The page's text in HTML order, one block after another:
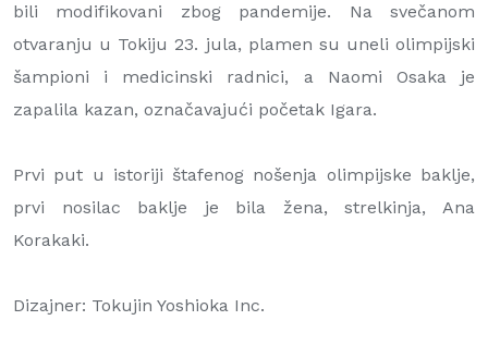
bili modifikovani zbog pandemije. Na svečanom
otvaranju u Tokiju 23. jula, plamen su uneli olimpijski
šampioni i medicinski radnici, a Naomi Osaka je
zapalila kazan, označavajući početak Igara.
Prvi put u istoriji štafenog nošenja olimpijske baklje,
prvi nosilac baklje je bila žena, strelkinja, Ana
Korakaki.
Dizajner: Tokujin Yoshioka Inc.